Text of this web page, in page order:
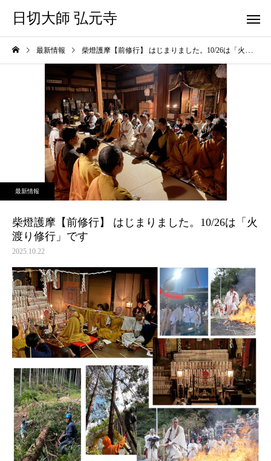
日切大師 弘元寺
最新情報 柴燈護摩【前修行】 はじまりました。10/26は「火渡り修行」です
最新情報
柴燈護摩【前修行】 はじまりました。10/26は「火
渡り修行」です
2025.10.22